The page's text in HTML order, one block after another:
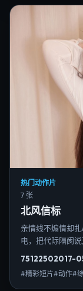
热门动作片
7 张
北风信标
亲情线不煽情却
电，把代际隔阂说
75122502017-
#精彩短片#动作#